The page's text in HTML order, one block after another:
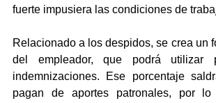
fuerte impusiera las condiciones de
Relacionado a los despidos, se crea un
del empleador, que podrá utilizar
indemnizaciones. Ese porcentaje
pagan de aportes patronales, por